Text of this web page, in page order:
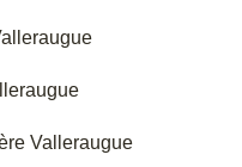
Valleraugue